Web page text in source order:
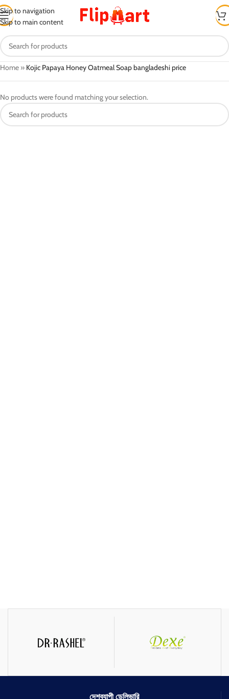
Skip to navigation
Skip to main content
Home » Kojic Papaya Honey Oatmeal Soap bangladeshi price
No products were found matching your selection.
দেশব্যাপী ডেলিভারি